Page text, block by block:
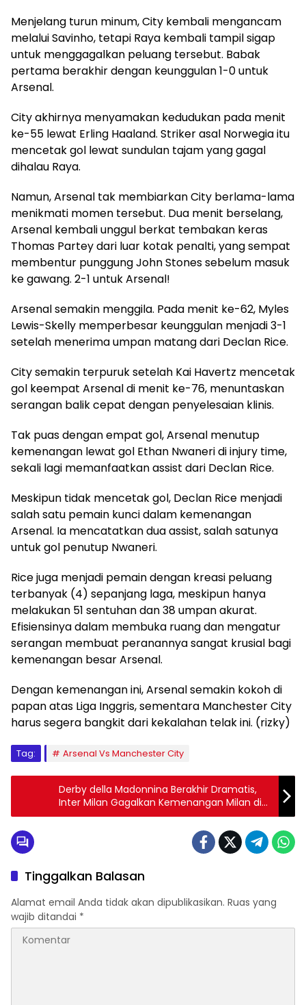
Menjelang turun minum, City kembali mengancam
melalui Savinho, tetapi Raya kembali tampil sigap
untuk menggagalkan peluang tersebut. Babak
pertama berakhir dengan keunggulan 1-0 untuk
Arsenal.
City akhirnya menyamakan kedudukan pada menit
ke-55 lewat Erling Haaland. Striker asal Norwegia itu
mencetak gol lewat sundulan tajam yang gagal
dihalau Raya.
Namun, Arsenal tak membiarkan City berlama-lama
menikmati momen tersebut. Dua menit berselang,
Arsenal kembali unggul berkat tembakan keras
Thomas Partey dari luar kotak penalti, yang sempat
membentur punggung John Stones sebelum masuk
ke gawang. 2-1 untuk Arsenal!
Arsenal semakin menggila. Pada menit ke-62, Myles
Lewis-Skelly memperbesar keunggulan menjadi 3-1
setelah menerima umpan matang dari Declan Rice.
City semakin terpuruk setelah Kai Havertz mencetak
gol keempat Arsenal di menit ke-76, menuntaskan
serangan balik cepat dengan penyelesaian klinis.
Tak puas dengan empat gol, Arsenal menutup
kemenangan lewat gol Ethan Nwaneri di injury time,
sekali lagi memanfaatkan assist dari Declan Rice.
Meskipun tidak mencetak gol, Declan Rice menjadi
salah satu pemain kunci dalam kemenangan
Arsenal. Ia mencatatkan dua assist, salah satunya
untuk gol penutup Nwaneri.
Rice juga menjadi pemain dengan kreasi peluang
terbanyak (4) sepanjang laga, meskipun hanya
melakukan 51 sentuhan dan 38 umpan akurat.
Efisiensinya dalam membuka ruang dan mengatur
serangan membuat peranannya sangat krusial bagi
kemenangan besar Arsenal.
Dengan kemenangan ini, Arsenal semakin kokoh di
papan atas Liga Inggris, sementara Manchester City
harus segera bangkit dari kekalahan telak ini. (rizky)
Tag: Arsenal Vs Manchester City
Derby della Madonnina Berakhir Dramatis,
Inter Milan Gagalkan Kemenangan Milan di
Menit Akhir
Tinggalkan Balasan
Alamat email Anda tidak akan dipublikasikan. Ruas yang
wajib ditandai *